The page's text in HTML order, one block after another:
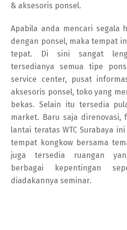
& aksesoris ponsel.
Apabila anda mencari segala
dengan ponsel, maka tempat
tepat. Di sini sangat
tersedianya semua tipe
service center, pusat
aksesoris ponsel, toko yang
bekas. Selain itu tersedia
market. Baru saja direnovasi,
lantai teratas WTC Surabaya
tempat kongkow bersama
juga tersedia ruangan
berbagai kepentingan
diadakannya seminar.